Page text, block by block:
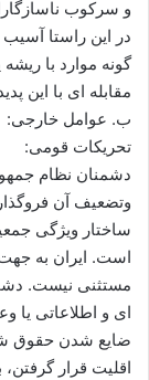
و سرکوب
در این راستا
گونه موارد با
مقابله ای با این
ب. عوامل خارجی:
تحریکات قومی:
دشمنان نظام
وتضعیف آن
ساختار ویژگی
است. ایران به جهت
مستثنی نیست.
ای و اطلاعاتی یا
ضایع شدن حقوق
اقلیت قرار